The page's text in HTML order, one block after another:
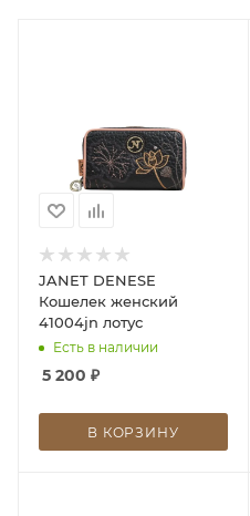
JANET DENESE
Кошелек женский
41004jn лотус
Есть в наличии
5 200 ₽
В КОРЗИНУ